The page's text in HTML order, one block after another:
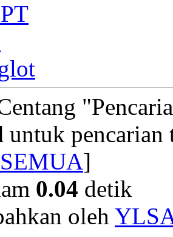
untuk pencarian
SEMUA]
0.04 detik
oleh